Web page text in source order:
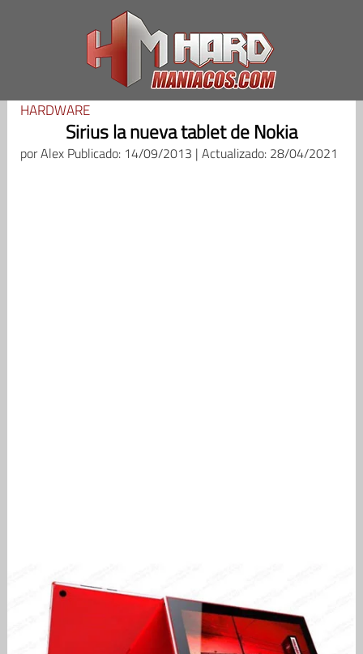
HARDWARE
Sirius la nueva tablet de Nokia
porAlex Publicado: 14/09/2013 | Actualizado: 28/04/2021